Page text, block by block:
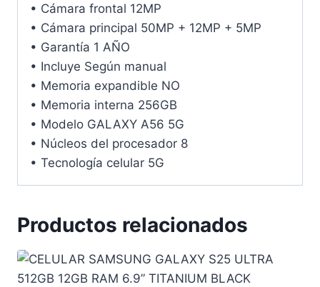
• Cámara frontal 12MP
• Cámara principal 50MP + 12MP + 5MP
• Garantía 1 AÑO
• Incluye Según manual
• Memoria expandible NO
• Memoria interna 256GB
• Modelo GALAXY A56 5G
• Núcleos del procesador 8
• Tecnología celular 5G
Productos relacionados